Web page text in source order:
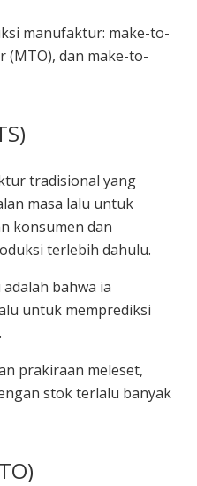
manufaktur: make-to-
(MTO), dan make-to-
tradisional yang
masa lalu untuk
konsumen dan
terlebih dahulu.
bahwa ia
untuk memprediksi
prakiraan meleset,
stok terlalu banyak